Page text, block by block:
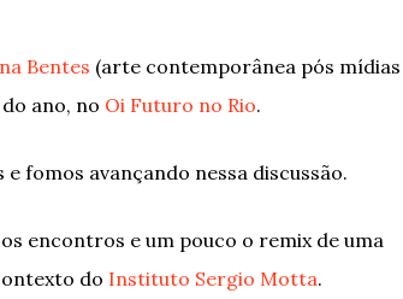
Bentes (arte contemporânea pós mídias
ano, no Oi Futuro no Rio.
fomos avançando nessa discussão.
encontros e um pouco o remix de uma
do Instituto Sergio Motta.